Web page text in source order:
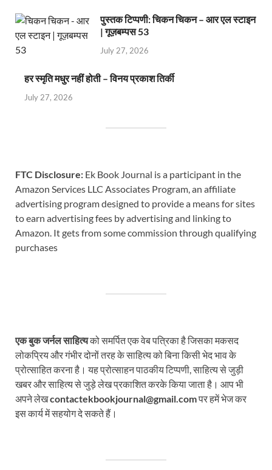
पुस्तक टिप्पणी: चिकन चिकन – आर एल स्टाइन
| गूज़बम्पस 53
July 27, 2026
हर स्मृति मधुर नहीं होती – विनय प्रकाश तिर्की
July 27, 2026
FTC Disclosure: Ek Book Journal is a participant in the
Amazon Services LLC Associates Program, an affiliate
advertising program designed to provide a means for sites
to earn advertising fees by advertising and linking to
Amazon. It gets from some commission through qualifying
purchases
एक बुक जर्नल साहित्यको समर्पित एक वेब पत्रिका है जिसका मकसद
लोकप्रिय और गंभीर दोनों तरह के साहित्य को बिना किसी भेद भाव के
प्रोत्साहित करना है। यह प्रोत्साहन पाठकीय टिप्पणी, साहित्य से जुड़ी
खबर और साहित्य से जुड़े लेख प्रकाशित करके किया जाता है। आप भी
अपने लेखcontactekbookjournal@gmail.comपर हमें भेज कर
इस कार्य में सहयोग दे सकते हैं।